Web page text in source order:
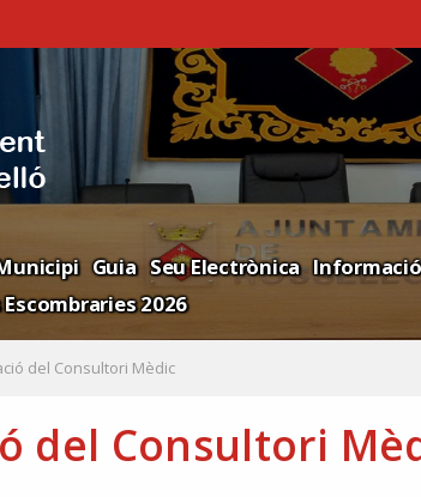
Guia Seu Electrònica
2026
del Consultori Mèdic
del Consultori